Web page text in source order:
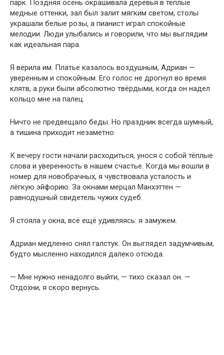
парк. Поздняя осень окрашивала деревья в тёплые
медные оттенки, зал был залит мягким светом, столы
украшали белые розы, а пианист играл спокойные
мелодии. Люди улыбались и говорили, что мы выглядим
как идеальная пара.
Я верила им. Платье казалось воздушным, Адриан —
уверенным и спокойным. Его голос не дрогнул во время
клятв, а руки были абсолютно твёрдыми, когда он надел
кольцо мне на палец.
Ничто не предвещало беды. Но праздник всегда шумный,
а тишина приходит незаметно.
К вечеру гости начали расходиться, унося с собой тёплые
слова и уверенность в нашем счастье. Когда мы вошли в
номер для новобрачных, я чувствовала усталость и
лёгкую эйфорию. За окнами мерцал Манхэттен —
равнодушный свидетель чужих судеб.
Я стояла у окна, всё ещё удивляясь: я замужем.
Адриан медленно снял галстук. Он выглядел задумчивым,
будто мысленно находился далеко отсюда.
— Мне нужно ненадолго выйти, — тихо сказал он. —
Отдохни, я скоро вернусь.